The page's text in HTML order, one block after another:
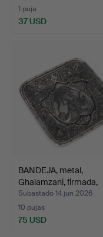
1 puja
37 USD
BANDEJA, metal,
Ghalamzani, firmada,
Peris…
Subastado 14 jun 2026
10 pujas
75 USD